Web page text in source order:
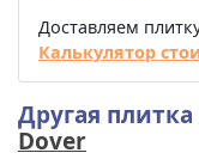
Доставляем
Калькулятор
Другая
Dover